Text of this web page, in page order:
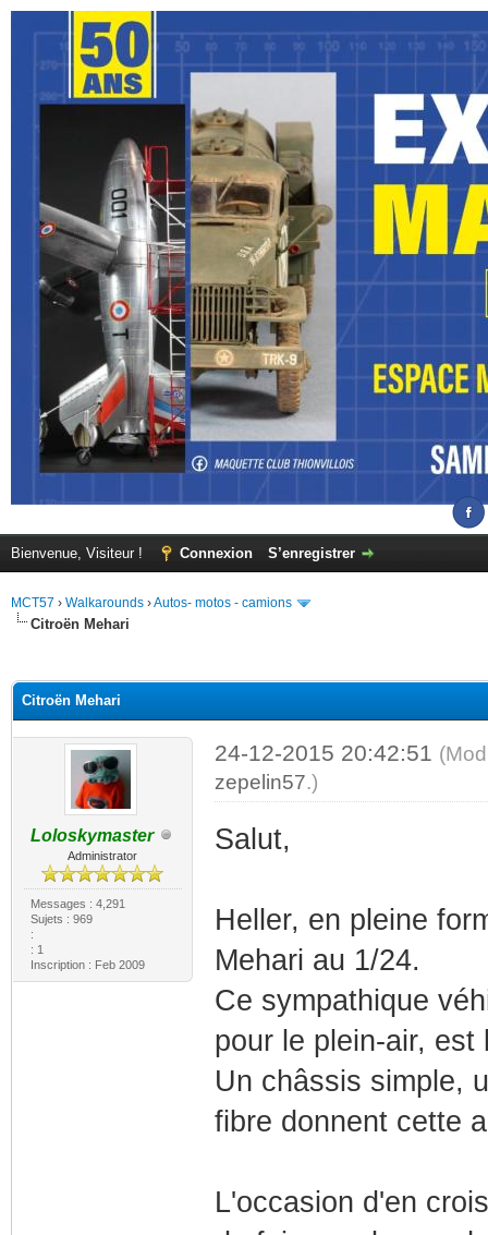
Bienvenue, Visiteur ! Connexion S’enregistrer
MCT57 › Walkarounds ›Autos- motos - camions
Citroën Mehari
Citroën Mehari
Loloskymaster
Administrator
Messages : 4,291
Sujets : 969
:
: 1
Inscription : Feb 2009
24-12-2015 20:42:51
zepelin57.)
Salut,
Heller, en pleine
Mehari au 1/24.
Ce sympathique
pour le plein-air, est
Un châssis simple,
fibre donnent cette
L'occasion d'en